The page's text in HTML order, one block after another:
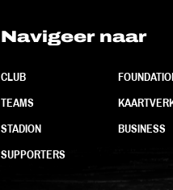
Navigeer naar
CLUB
TEAMS
STADION
SUPPORTERS
BUSINESS